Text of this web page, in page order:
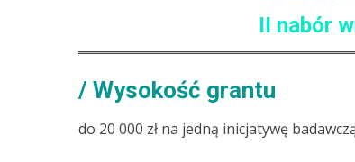
II nabór
Wysokość grantu
do 20 000 zł na jedną inicjatywę